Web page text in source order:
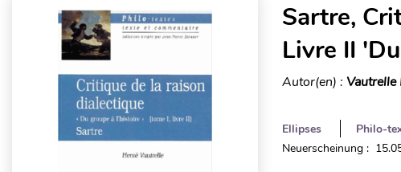
Sartre,
Livre II
Autor(en) : Vautrelle
Ellipses
Philo-
Neuerscheinung :